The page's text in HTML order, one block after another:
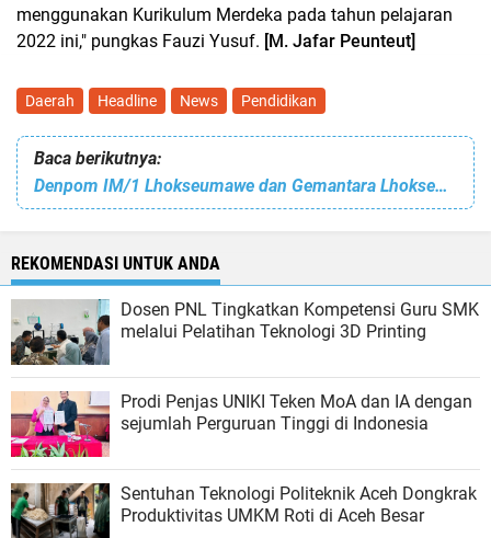
menggunakan Kurikulum Merdeka pada tahun pelajaran
2022 ini," pungkas Fauzi Yusuf. [M. Jafar Peunteut]
Daerah Headline News Pendidikan
Baca berikutnya:
Denpom IM/1 Lhokseumawe dan Gemantara Lhokseumawe Bagikan Sembako Kepada Fakir Miskin dan Santuni Anak Yatim
REKOMENDASI UNTUK ANDA
Dosen PNL Tingkatkan Kompetensi Guru SMK
melalui Pelatihan Teknologi 3D Printing
Prodi Penjas UNIKI Teken MoA dan IA dengan
sejumlah Perguruan Tinggi di Indonesia
Sentuhan Teknologi Politeknik Aceh Dongkrak
Produktivitas UMKM Roti di Aceh Besar